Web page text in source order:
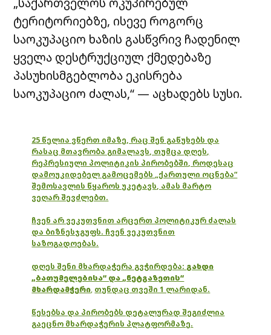
ტერიტორიებზე, ისევე როგორც
საოკუპაციო ხაზის გასწვრივ ჩადენილ
ყველა დესტრუქციულ ქმედებაზე
პასუხისმგებლობა ეკისრება
საოკუპაციო ძალას,“ — აცხადებს სუსი.
25 წელია ვწერთ იმაზე, რაც შენ გაწუხებს და
რასაც მთავრობა გიმალავს, თუმცა დღეს,
რეპრესიული პოლიტიკის პირობებში, როდესაც
დამოუკიდებელ გამოცემებს „ქართული ოცნება“
შემოსავლის წყაროს უკეტავს, ამას მარტო
ვეღარ შევძლებთ.
ჩვენ არ ვეკუთვნით არცერთ პოლიტიკურ ძალას
და ბიზნესჯგუფს. ჩვენ ვეკუთვნით
საზოგადოებას.
დღეს შენი მხარდაჭერა გვჭირდება: გახდი
„ბათუმელებისა“ და „ნეტგაზეთის“
მხარდამჭერი, თუნდაც თვეში 1 ლარიდან.
წესებსა და პირობებს დეტალურად შეგიძლია
გაეცნო მხარდაჭერის პლატფორმაზე.